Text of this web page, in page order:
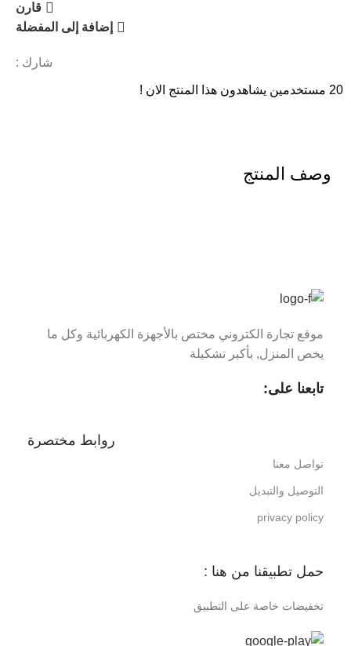
قارن
إضافة إلى المفضلة
شارك :
20 مستخدمين يشاهدون هذا المنتج الان !
وصف المنتج
موقع تجارة الكتروني مختص بالأجهزة الكهربائية وكل ما
يخص المنزل, بأكبر تشكيلة
تابعنا على:
روابط مختصرة
تواصل معنا
التوصيل والتبديل
privacy policy
حمل تطبيقنا من هنا :
تخفيضات خاصة على التطبيق